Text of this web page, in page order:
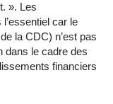
». Les
car le
la CDC) n’est pas
dans le cadre des
financiers